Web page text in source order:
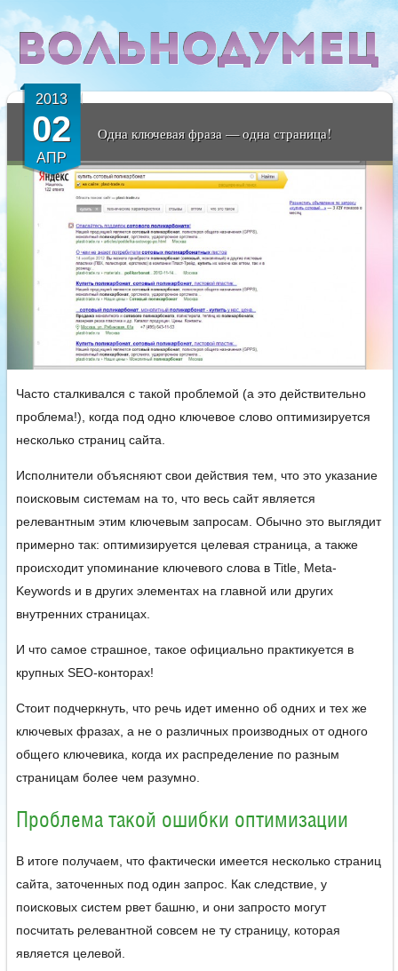
2013
02
АПР
Одна ключевая фраза — одна страница!
Часто сталкивался с такой проблемой (а это действительно
проблема!), когда под одно ключевое слово оптимизируется
несколько страниц сайта.
Исполнители объясняют свои действия тем, что это указание
поисковым системам на то, что весь сайт является
релевантным этим ключевым запросам. Обычно это выглядит
примерно так: оптимизируется целевая страница, а также
происходит упоминание ключевого слова в Title, Meta-
Keywords и в других элементах на главной или других
внутренних страницах.
И что самое страшное, такое официально практикуется в
крупных SEO-конторах!
Стоит подчеркнуть, что речь идет именно об одних и тех же
ключевых фразах, а не о различных производных от одного
общего ключевика, когда их распределение по разным
страницам более чем разумно.
Проблема такой ошибки оптимизации
В итоге получаем, что фактически имеется несколько страниц
сайта, заточенных под один запрос. Как следствие, у
поисковых систем рвет башню, и они запросто могут
посчитать релевантной совсем не ту страницу, которая
является целевой.